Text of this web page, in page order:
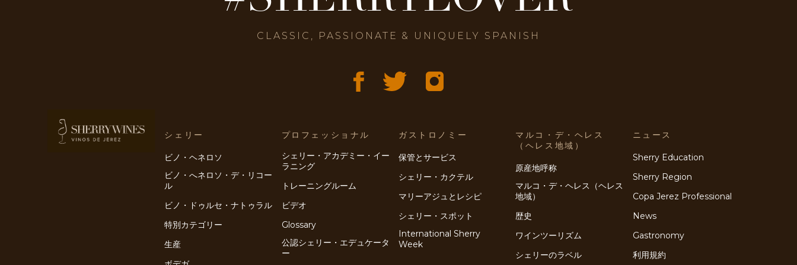
CLASSIC, PASSIONATE & UNIQUELY SPANISH
シェリー
ビノ・ヘネロソ
ビノ・へネロソ・デ・リコー
ル
ビノ・ドゥルセ・ナトゥラル
特別カテゴリー
生産
プロフェッショナル
シェリー・アカデミー・イー
ラニング
トレーニングルーム
ビデオ
Glossary
公認シェリー・エデュケータ
ー
ガストロノミー
保管とサービス
シェリー・カクテル
マリーアジュとレシピ
シェリー・スポット
International Sherry
Week
マルコ・デ・ヘレス
（ヘレス地域）
原産地呼称
マルコ・デ・ヘレス（ヘレス
地域）
歴史
ワインツーリズム
シェリーのラベル
ニュース
Sherry Education
Sherry Region
Copa Jerez Professional
News
Gastronomy
利用規約